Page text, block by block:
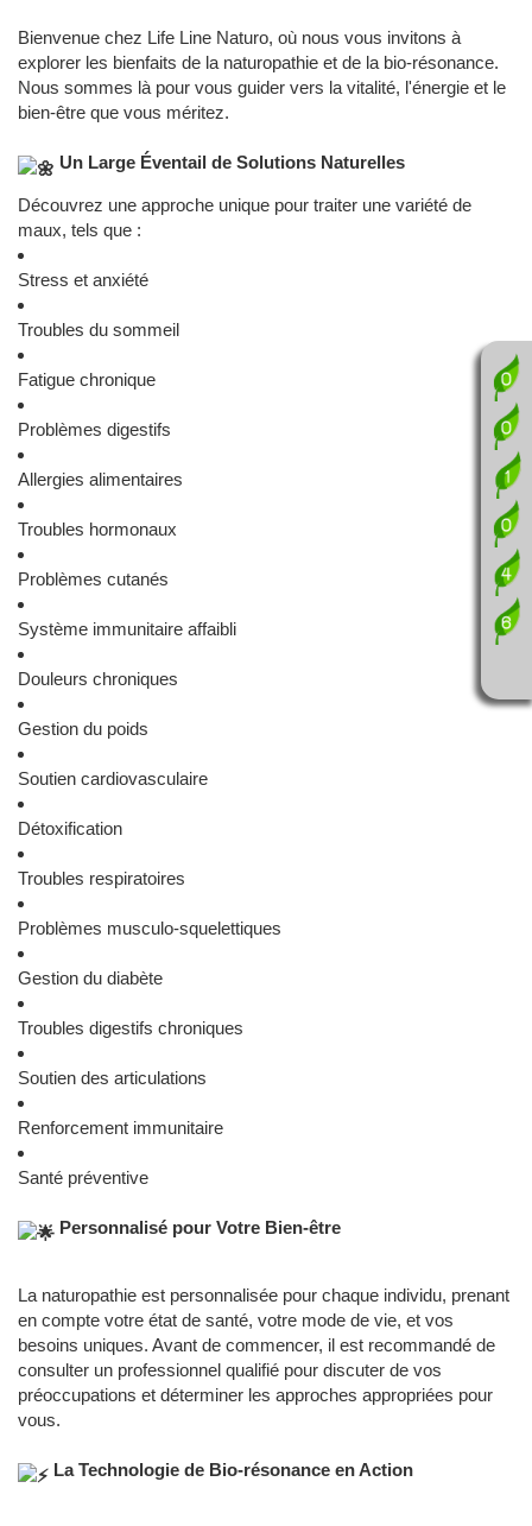
Bienvenue chez Life Line Naturo, où nous vous invitons à
explorer les bienfaits de la naturopathie et de la bio-résonance.
Nous sommes là pour vous guider vers la vitalité, l'énergie et le
bien-être que vous méritez.
Un Large Éventail de Solutions Naturelles
Découvrez une approche unique pour traiter une variété de
maux, tels que :
Stress et anxiété
Troubles du sommeil
Fatigue chronique
Problèmes digestifs
Allergies alimentaires
Troubles hormonaux
Problèmes cutanés
Système immunitaire affaibli
Douleurs chroniques
Gestion du poids
Soutien cardiovasculaire
Détoxification
Troubles respiratoires
Problèmes musculo-squelettiques
Gestion du diabète
Troubles digestifs chroniques
Soutien des articulations
Renforcement immunitaire
Santé préventive
Personnalisé pour Votre Bien-être
La naturopathie est personnalisée pour chaque individu, prenant
en compte votre état de santé, votre mode de vie, et vos
besoins uniques. Avant de commencer, il est recommandé de
consulter un professionnel qualifié pour discuter de vos
préoccupations et déterminer les approches appropriées pour
vous.
La Technologie de Bio-résonance en Action